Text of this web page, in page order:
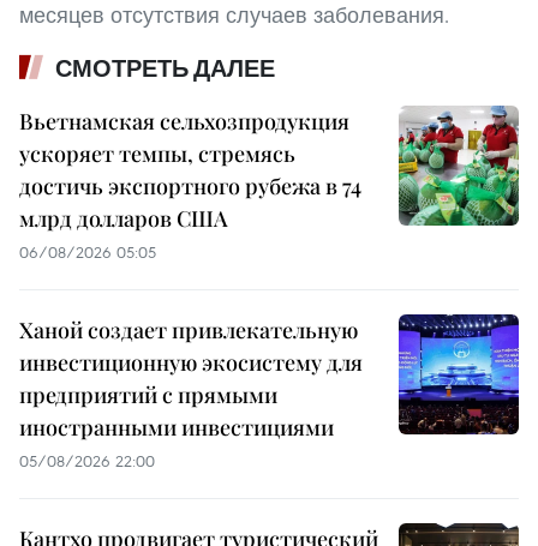
месяцев отсутствия случаев заболевания.
СМОТРЕТЬ ДАЛЕЕ
Вьетнамская сельхозпродукция
ускоряет темпы, стремясь
достичь экспортного рубежа в 74
млрд долларов США
06/08/2026 05:05
Ханой создает привлекательную
инвестиционную экосистему для
предприятий с прямыми
иностранными инвестициями
05/08/2026 22:00
Кантхо продвигает туристический